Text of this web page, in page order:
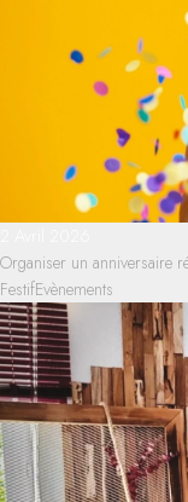
Organiser un anniversaire
FestifEvènements